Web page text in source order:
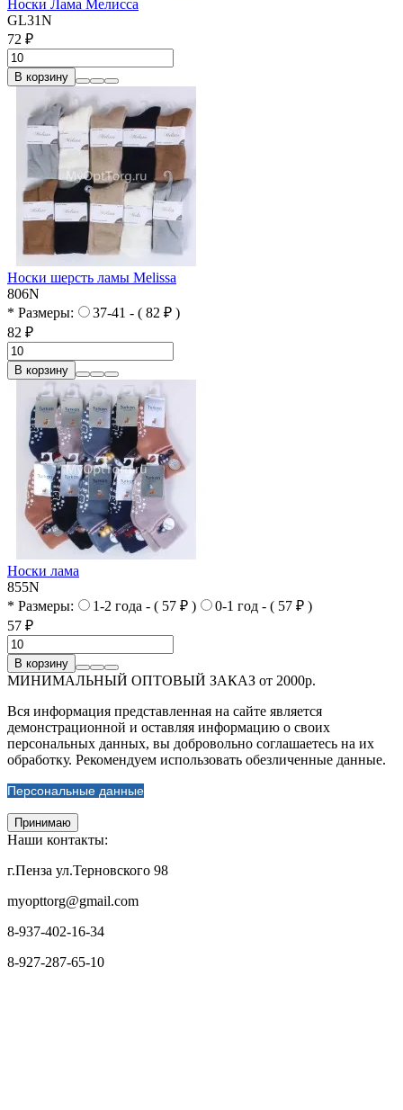
Носки Лама Мелисса
GL31N
72 ₽
В корзину
Носки шерсть ламы Melissa
806N
* Размеры:
37-41 - ( 82 ₽ )
82 ₽
В корзину
Носки лама
855N
* Размеры:
1-2 года - ( 57 ₽ )
0-1 год - ( 57 ₽ )
57 ₽
В корзину
МИНИМАЛЬНЫЙ ОПТОВЫЙ ЗАКАЗ от 2000р.
Вся информация представленная на сайте является
демонстрационной и оставляя информацию о своих
персональных данных, вы добровольно соглашаетесь на их
обработку. Рекомендуем использовать обезличенные данные.
Персональные данные
Принимаю
Наши контакты:
г.Пенза ул.Терновского 98
myopttorg@gmail.com
8-937-402-16-34
8-927-287-65-10